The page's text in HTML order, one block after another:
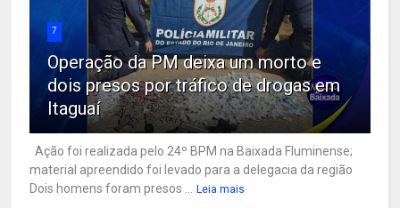
7
Operação da PM deixa um morto e
dois presos por tráfico de drogas em
Itaguaí
Ação foi realizada pelo 24º BPM na Baixada Fluminense;
material apreendido foi levado para a delegacia da região
Dois homens foram presos ...
Leia mais